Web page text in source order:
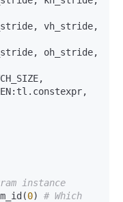
instance
0) # Which